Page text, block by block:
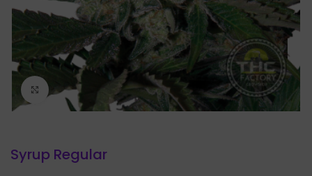
Click to enlarge
Syrup Regular